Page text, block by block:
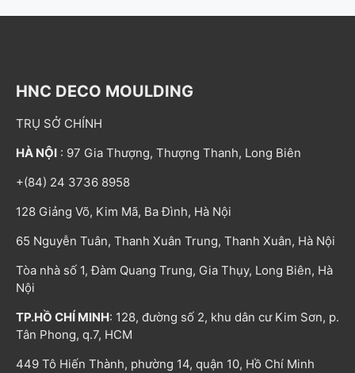
HNC DECO MOULDING
TRỤ SỞ CHÍNH
HÀ NỘI : 97 Gia Thượng, Thượng Thanh, Long Biên
+(84) 24 3736 8958
128 Giảng Võ, Kim Mã, Ba Đình, Hà Nội
65 Nguyễn Tuân, Thanh Xuân Trung, Thanh Xuân, Hà Nội
Tòa nhà số 1, Đàm Quang Trung, Gia Thụy, Long Biên, Hà
Nội
TP.HỒ CHÍ MINH: 128, đường số 2, khu dân cư Kim Sơn, p.
Tân Phong, q.7, HCM
449 Tô Hiến Thành, phường 14, quận 10, Hồ Chí Minh